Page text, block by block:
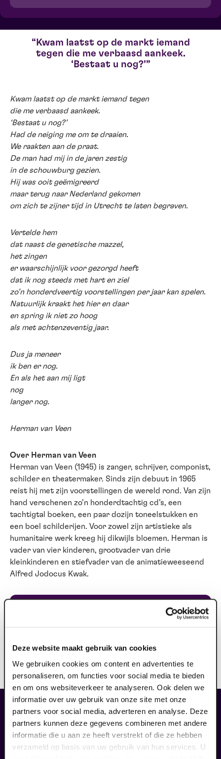
Deze website maakt gebruik van cookies
We gebruiken cookies om content en advertenties te
personaliseren, om functies voor social media te bieden
en om ons websiteverkeer te analyseren. Ook delen we
informatie over uw gebruik van onze site met onze
partners voor social media, adverteren en analyse. Deze
partners kunnen deze gegevens combineren met andere
informatie die u aan ze heeft verstrekt of die ze hebben
verzameld op basis van uw gebruik van hun services. U
Kwam laatst op de markt iemand
tegen die me verbaasd aankeek.
‘Bestaat u nog?’
Kwam laatst op de markt iemand tegen
die me verbaasd aankeek.
‘Bestaat u nog?’
Had de neiging me om te draaien.
We raakten aan de praat.
De man had mij in de jaren zestig
in de schouwburg gezien.
Hij was ooit geëmigreerd
maar terug naar Nederland gekomen
om zich te zijner tijd in Utrecht te laten begraven.
Vertelde hem
dat naast de genetische mazzel,
het zingen
er waarschijnlijk voor gezorgd heeft
dat ik nog steeds met hart en ziel
zo’n honderdveertig voorstellingen per jaar kan spelen.
Natuurlijk kraakt het hier en daar
en spring ik niet zo hoog
als met achtenzeventig jaar.
Dus ja meneer
ik ben er nog.
En als het aan mij ligt
nog
langer nog.
Herman van Veen
Over Herman van Veen
Herman van Veen (1945) is zanger, schrijver, componist,
schilder en theatermaker. Sinds zijn debuut in 1965
reist hij met zijn voorstellingen de wereld rond. Van zijn
hand verschenen zo’n honderdtachtig cd’s, een
tachtigtal boeken, een paar dozijn toneelstukken en
een boel schilderijen. Voor zowel zijn artistieke als
humanitaire werk kreeg hij dikwijls bloemen. Herman is
vader van vier kinderen, grootvader van drie
kleinkinderen en stiefvader van de animatieweeseend
Alfred Jodocus Kwak.
maak jouw bezoek compleet